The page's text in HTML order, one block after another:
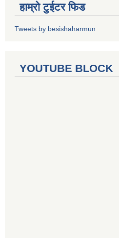
हाम्रो टुईटर फिड
Tweets by besishaharmun
YOUTUBE BLOCK